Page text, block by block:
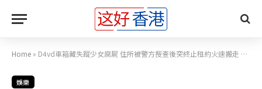
Home » D4vd車箱藏失蹤少女腐屍 住所被警方搜查後突終止租約火速搬走 歌曲MV疑暗示「殺人過程」
娛樂